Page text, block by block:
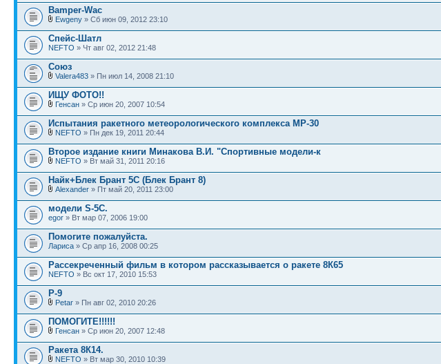
Bamper-Wac
Ewgeny » Сб июн 09, 2012 23:10
Спейс-Шатл
NEFTO » Чт авг 02, 2012 21:48
Союз
Valera483 » Пн июл 14, 2008 21:10
ИЩУ ФОТО!!
Генсан » Ср июн 20, 2007 10:54
Испытания ракетного метеорологического комплекса МР-30
NEFTO » Пн дек 19, 2011 20:44
Второе издание книги Минакова В.И. "Спортивные модели-к
NEFTO » Вт май 31, 2011 20:16
Найк+Блек Брант 5С (Блек Брант 8)
Alexander » Пт май 20, 2011 23:00
модели S-5С.
egor » Вт мар 07, 2006 19:00
Помогите пожалуйста.
Лариса » Ср апр 16, 2008 00:25
Рассекреченный фильм в котором рассказывается о ракете 8К65
NEFTO » Вс окт 17, 2010 15:53
Р-9
Petar » Пн авг 02, 2010 20:26
ПОМОГИТЕ!!!!!!
Генсан » Ср июн 20, 2007 12:48
Ракета 8К14.
NEFTO » Вт мар 30, 2010 10:39